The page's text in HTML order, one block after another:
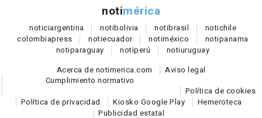
notimérica
noticiargentina notibolivia notibrasil notichile
colombiapress notiecuador notiméxico notipanama
notiparaguay notiperú notiuruguay
Acerca de notimerica.com
Aviso legal
Cumplimiento normativo
Política de cookies
Política de privacidad
Kiosko Google Play
Hemeroteca
Publicidad estatal